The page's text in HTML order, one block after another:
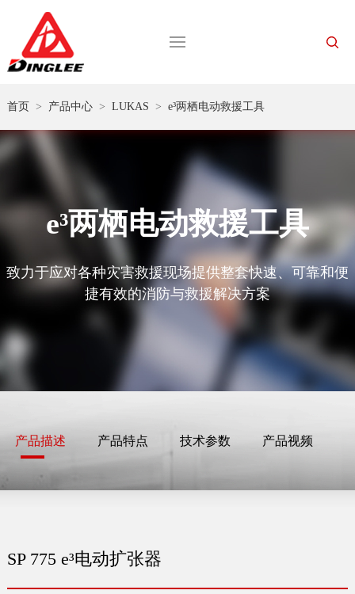
首页 > 产品中心> LUKAS > e³两栖电动救援工具
e³两栖电动救援工具
致力于应对各种灾害救援现场提供整套快速、可靠和便
捷有效的消防与救援解决方案
产品描述 产品特点 技术参数 产品视频
SP 775 e³电动扩张器